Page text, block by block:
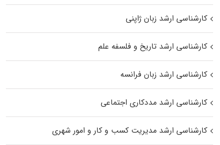
کارشناسی ارشد زبان ژاپنی
کارشناسی ارشد تاریخ و فلسفه علم
کارشناسی ارشد زبان فرانسه
کارشناسی ارشد مددکاری اجتماعی
کارشناسی ارشد مدیریت کسب و کار و امور شهری